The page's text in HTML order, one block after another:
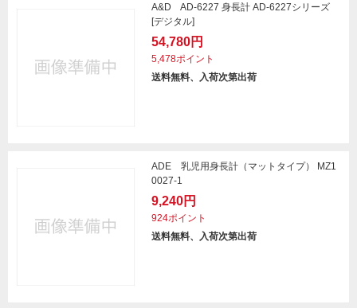
A&D AD-6227 身長計 AD-6227シリーズ
[デジタル]
54,780円
5,478ポイント
送料無料、入荷次第出荷
ADE 乳児用身長計（マットタイプ） MZ1
0027-1
9,240円
924ポイント
送料無料、入荷次第出荷